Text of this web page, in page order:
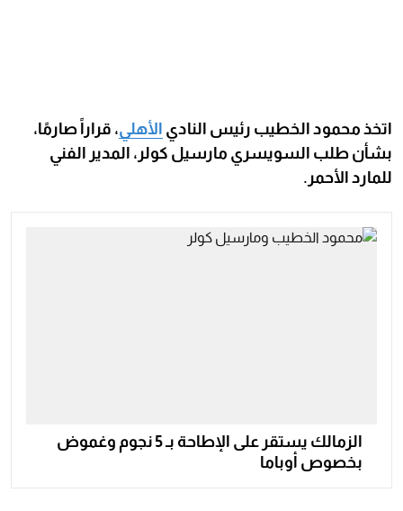
اتخذ محمود الخطيب رئيس النادي الأهلي، قراراً صارمًا،
بشأن طلب السويسري مارسيل كولر، المدير الفني
للمارد الأحمر.
الزمالك يستقر على الإطاحة بـ 5 نجوم وغموض
بخصوص أوباما